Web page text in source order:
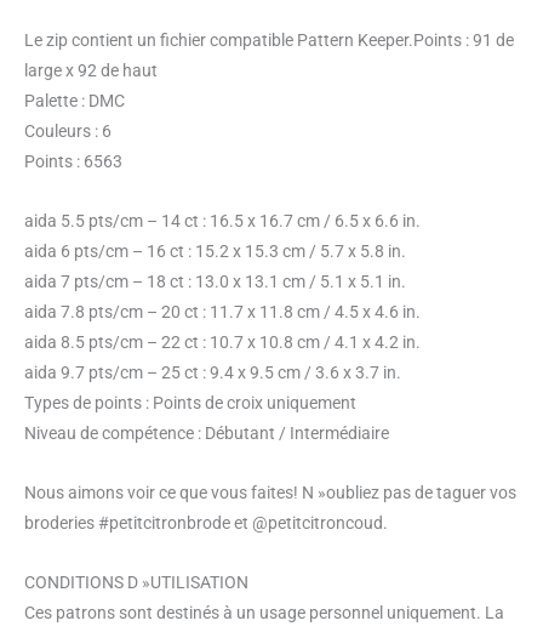
Le zip contient un fichier compatible Pattern Keeper.Points : 91 de
large x 92 de haut
Palette : DMC
Couleurs : 6
Points : 6563
aida 5.5 pts/cm – 14 ct : 16.5 x 16.7 cm / 6.5 x 6.6 in.
aida 6 pts/cm – 16 ct : 15.2 x 15.3 cm / 5.7 x 5.8 in.
aida 7 pts/cm – 18 ct : 13.0 x 13.1 cm / 5.1 x 5.1 in.
aida 7.8 pts/cm – 20 ct : 11.7 x 11.8 cm / 4.5 x 4.6 in.
aida 8.5 pts/cm – 22 ct : 10.7 x 10.8 cm / 4.1 x 4.2 in.
aida 9.7 pts/cm – 25 ct : 9.4 x 9.5 cm / 3.6 x 3.7 in.
Types de points : Points de croix uniquement
Niveau de compétence : Débutant / Intermédiaire
Nous aimons voir ce que vous faites! N »oubliez pas de taguer vos
broderies #petitcitronbrode et @petitcitroncoud.
CONDITIONS D »UTILISATION
Ces patrons sont destinés à un usage personnel uniquement. La